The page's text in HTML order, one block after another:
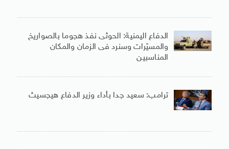
الدفاع اليمنية: الحوثى نفذ هجوما بالصواريخ
والمسيّرات وسنرد فى الزمان والمكان
المناسبين
ترامب: سعيد جدا بأداء وزير الدفاع هيجسيث